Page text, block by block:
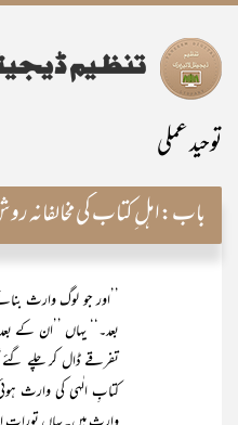
توحید عملی
باب:اہل ِکتاب کی مخالفانہ
’’اور جو لوگ وارث
بعد۔‘‘ یہاں ’’ان کے
تفرقے ڈال کر چلے
کتابِ الٰہی کی وارث